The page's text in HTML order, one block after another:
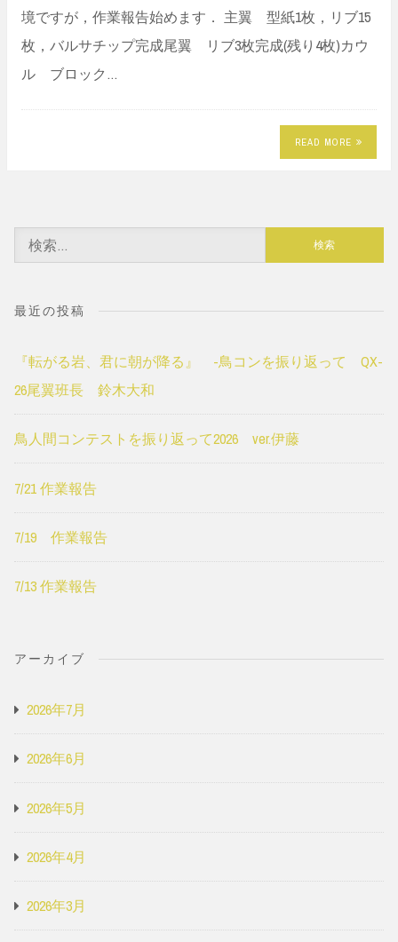
境ですが，作業報告始めます． 主翼 型紙1枚，リブ15
枚，バルサチップ完成尾翼 リブ3枚完成(残り4枚)カウ
ル ブロック…
READ MORE
索:
最近の投稿
『転がる岩、君に朝が降る』 -鳥コンを振り返って QX-
26尾翼班長 鈴木大和
鳥人間コンテストを振り返って2026 ver.伊藤
7/21 作業報告
7/19 作業報告
7/13 作業報告
アーカイブ
2026年7月
2026年6月
2026年5月
2026年4月
2026年3月